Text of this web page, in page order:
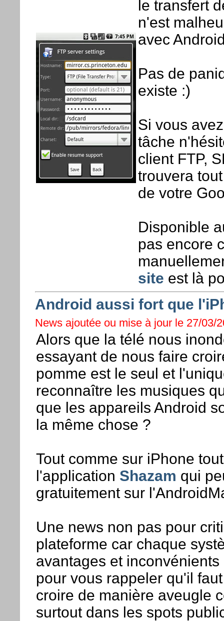
le transfert
n'est
avec
Pas de
existe :)
Si vous
tâche
client FTP,
trouvera
de votre
Disponible
pas encore
site est là
Android aussi fort que
News ajoutée ou mise à jour le 27/03/
Alors que la télé nous
essayant de nous faire
pomme est le seul et
reconnaître les musiques
que les appareils Android
la même chose ?
Tout comme sur iPhone
l'application Shazam qui
gratuitement sur
Une news non pas pour
plateforme car chaque
avantages et
pour vous rappeler qu'il
croire de manière aveugle
surtout dans les spots